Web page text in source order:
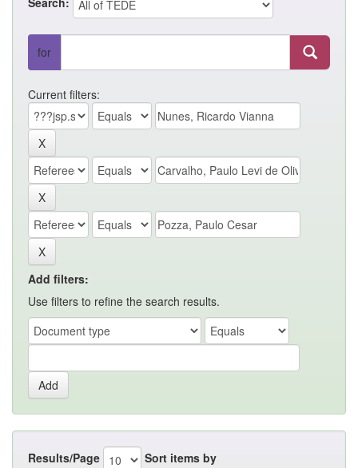
for
Current filters:
Add filters:
Use filters to refine the search results.
Results/Page Sort items by